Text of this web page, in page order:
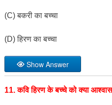
(C) बकरी का बच्चा
(D) हिरण का बच्चा
Show Answer
11. कवि हिरण के बच्चे को क्या